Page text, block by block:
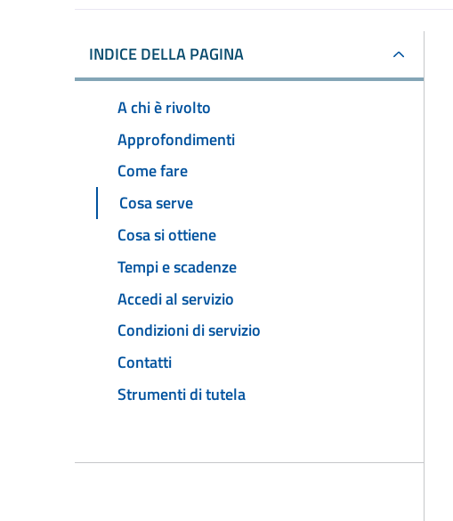
INDICE DELLA PAGINA
A chi è rivolto
Approfondimenti
Come fare
Cosa serve
Cosa si ottiene
Tempi e scadenze
Accedi al servizio
Condizioni di servizio
Contatti
Strumenti di tutela